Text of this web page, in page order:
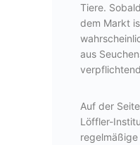
Tiere.
dem Markt
aus
Auf der
Löffler-